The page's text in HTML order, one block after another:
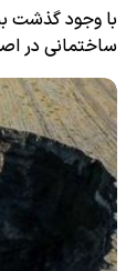
با وجود گذشت
ساختمانی در
فقدان…